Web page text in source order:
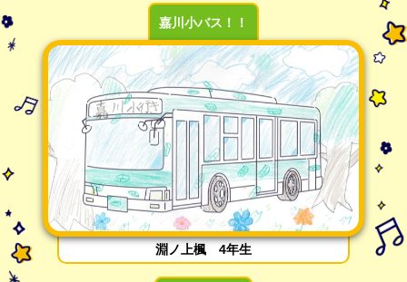
嘉川小バス！！
淵ノ上楓 4年生